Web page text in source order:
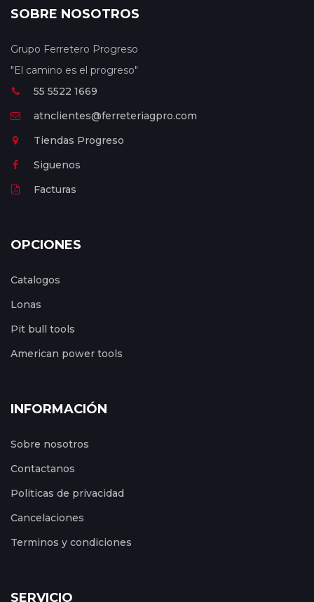
SOBRE NOSOTROS
Grupo Ferretero Progreso
"El camino es el progreso"
55 5522 1669
atnclientes@ferreteriagpro.com
Tiendas Progreso
Siguenos
Facturas
OPCIONES
Catalogos
Lonas
Pit bull tools
American power tools
INFORMACIÓN
Sobre nosotros
Contactanos
Politicas de privacidad
Cancelaciones
Terminos y condiciones
SERVICIO